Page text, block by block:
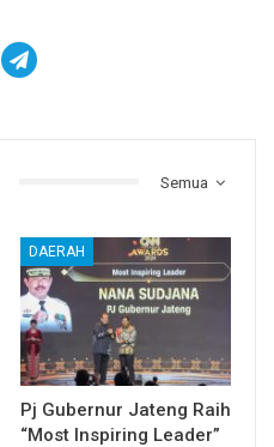
Semua
DAERAH
Pj Gubernur Jateng Raih
“Most Inspiring Leader”